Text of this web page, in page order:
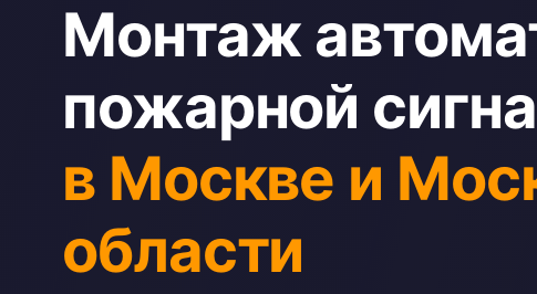
Монтаж
пожарной
в Москве и
области